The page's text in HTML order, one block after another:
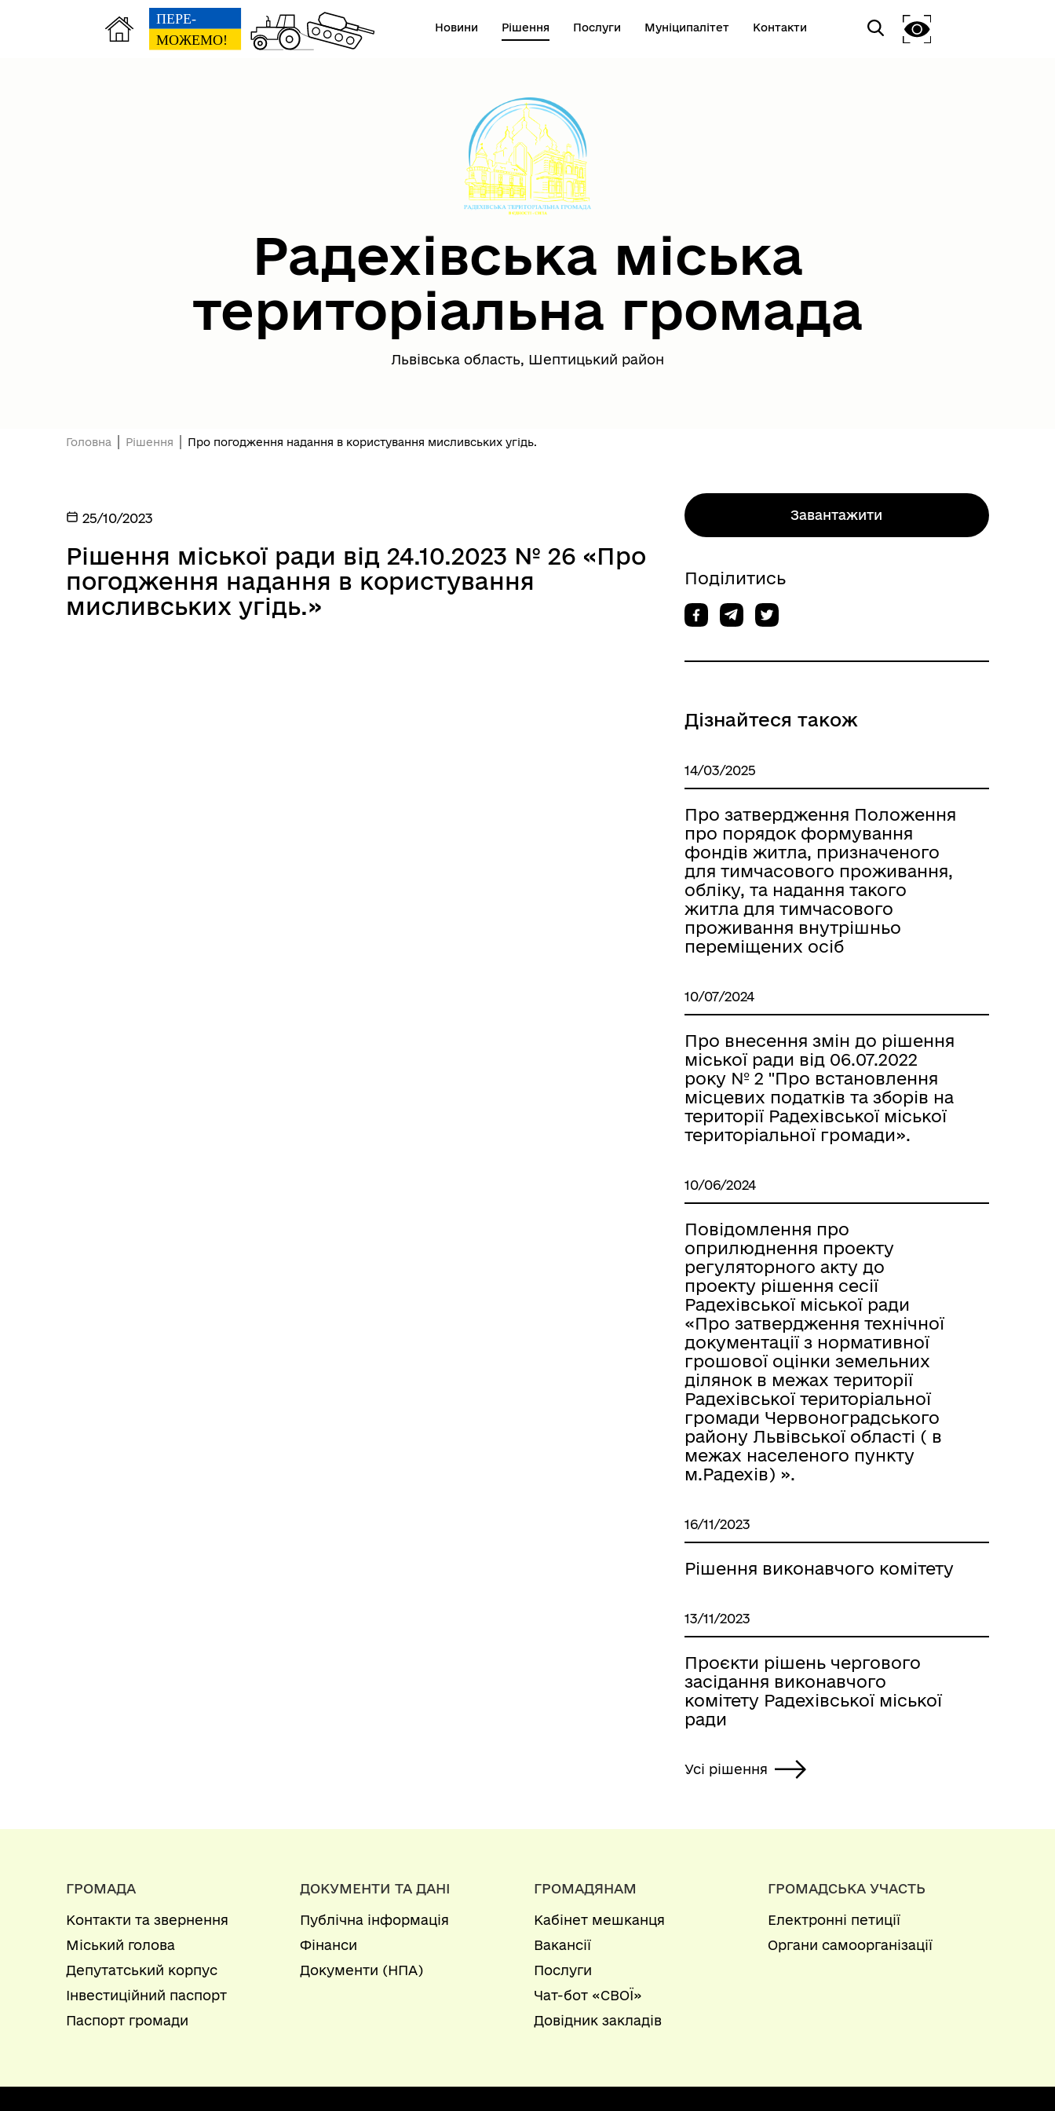
Новини Рішення Послуги Муніципалітет Контакти
Радехівська міська
територіальна громада
Львівська область, Шептицький район
Головна Рішення Про погодження надання в користування мисливських угідь.
25/10/2023
Рішення міської ради від 24.10.2023 № 26 «Про
погодження надання в користування
мисливських угідь.»
Завантажити
Поділитись
Дізнайтеся також
14/03/2025
Про затвердження Положення
про порядок формування
фондів житла, призначеного
для тимчасового проживання,
обліку, та надання такого
житла для тимчасового
проживання внутрішньо
переміщених осіб
10/07/2024
Про внесення змін до рішення
міської ради від 06.07.2022
року № 2 "Про встановлення
місцевих податків та зборів на
території Радехівської міської
територіальної громади».
10/06/2024
Повідомлення про
оприлюднення проекту
регуляторного акту до
проекту рішення сесії
Радехівської міської ради
«Про затвердження технічної
документації з нормативної
грошової оцінки земельних
ділянок в межах території
Радехівської територіальної
громади Червоноградського
району Львівської області ( в
межах населеного пункту
м.Радехів) ».
16/11/2023
Рішення виконавчого комітету
13/11/2023
Проєкти рішень чергового
засідання виконавчого
комітету Радехівської міської
ради
Усі рішення
ГРОМАДА
Контакти та звернення
Міський голова
Депутатський корпус
Інвестиційний паспорт
Паспорт громади
ДОКУМЕНТИ ТА ДАНІ
Публічна інформація
Фінанси
Документи (НПА)
ГРОМАДЯНАМ
Кабінет мешканця
Вакансії
Послуги
Чат-бот «СВОЇ»
Довідник закладів
ГРОМАДСЬКА УЧАСТЬ
Електронні петиції
Органи самоорганізації